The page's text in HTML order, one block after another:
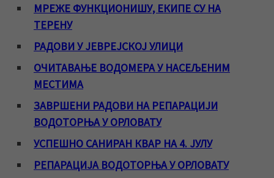
МРЕЖЕ ФУНКЦИОНИШУ, ЕКИПЕ СУ НА
ТЕРЕНУ
РАДОВИ У ЈЕВРЕЈСКОЈ УЛИЦИ
ОЧИТАВАЊЕ ВОДОМЕРА У НАСЕЉЕНИМ
МЕСТИМА
ЗАВРШЕНИ РАДОВИ НА РЕПАРАЦИЈИ
ВОДОТОРЊА У ОРЛОВАТУ
УСПЕШНО САНИРАН КВАР НА 4. ЈУЛУ
РЕПАРАЦИЈА ВОДОТОРЊА У ОРЛОВАТУ